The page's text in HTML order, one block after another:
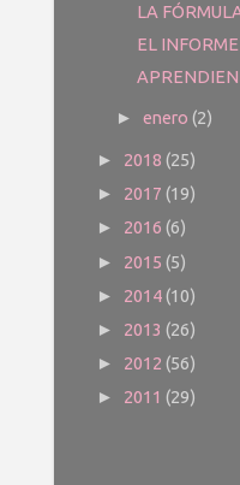
LA
EL INFORME
►enero(2)
► 2018 (25)
► 2017 (19)
► 2016 (6)
► 2015 (5)
► 2014(10)
► 2013 (26)
► 2012 (56)
► 2011 (29)